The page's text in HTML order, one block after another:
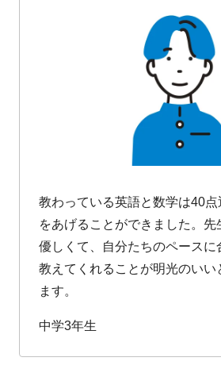
教わっている英語と数学は40
をあげることができました。先
優しくて、自分たちのペースに
教えてくれることが明光のいい
ます。
中学3年生